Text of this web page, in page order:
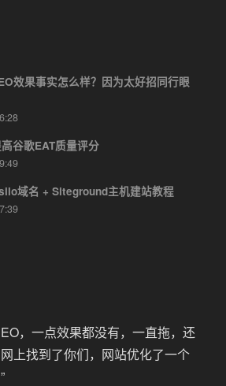
效果事实怎么样？因为太好招同行眼
谷歌EAT质量评分
域名 + Siteground主机建站教程
，一点效果都没有，一直拖，还
上找到了你们，网站优化了一个